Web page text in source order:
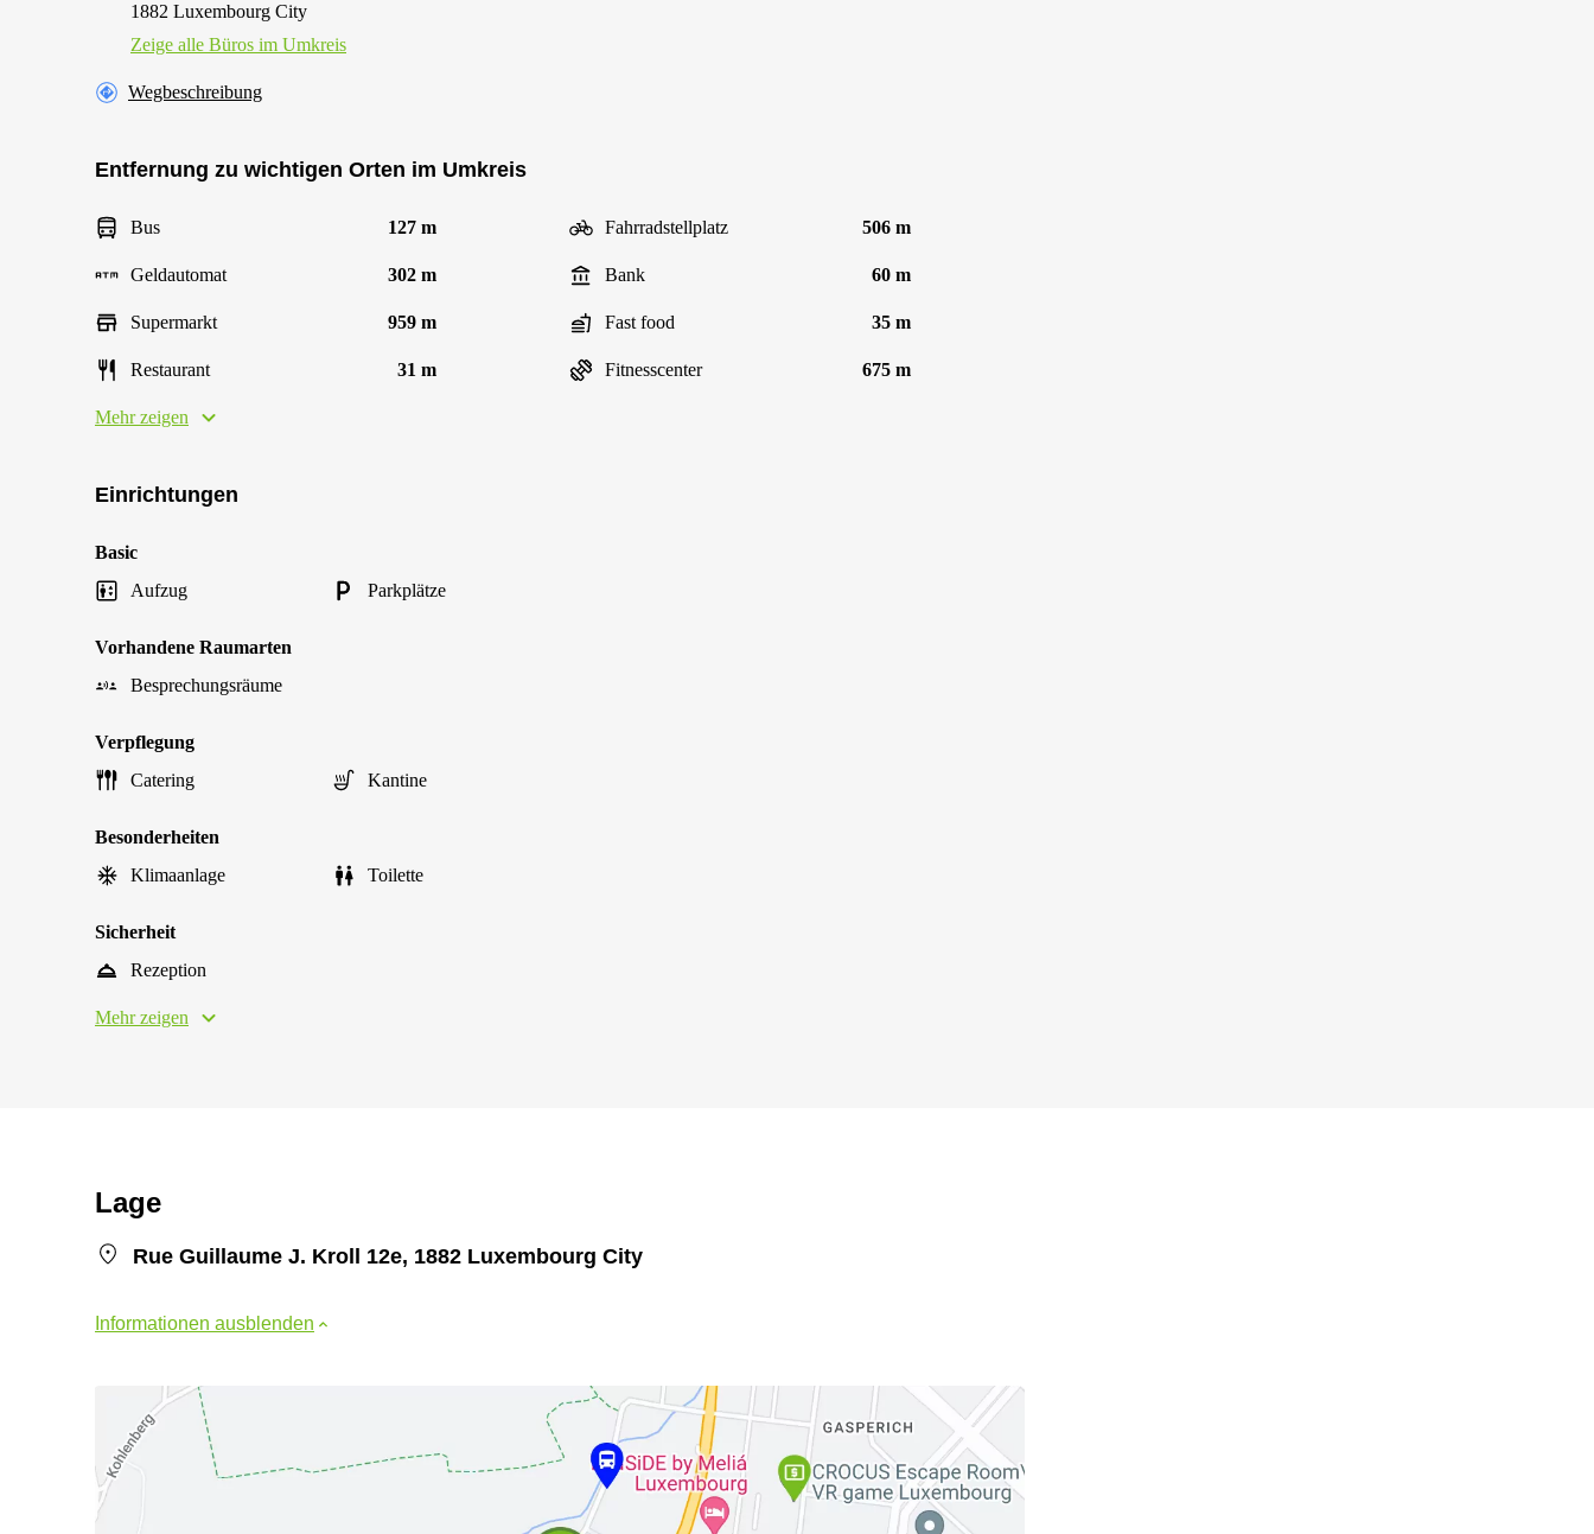
1882 Luxembourg City
Zeige alle Büros im Umkreis
Wegbeschreibung
Entfernung zu wichtigen Orten im Umkreis
Bus 127 m Fahrradstellplatz 506 m
Geldautomat 302 m Bank 60 m
Supermarkt 959 m Fast food 35 m
Restaurant 31 m Fitnesscenter 675 m
Mehr zeigen
Einrichtungen
Basic
Aufzug
Parkplätze
Vorhandene Raumarten
Besprechungsräume
Verpflegung
Catering
Kantine
Besonderheiten
Klimaanlage
Toilette
Sicherheit
Rezeption
Mehr zeigen
Lage
Rue Guillaume J. Kroll 12e, 1882 Luxembourg City
Informationen ausblenden